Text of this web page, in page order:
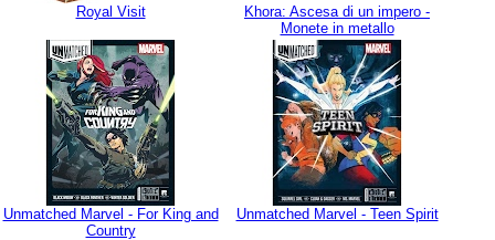
Royal Visit
Khora: Ascesa di un impero -
Monete in metallo
Unmatched Marvel - For King and
Country
Unmatched Marvel - Teen Spirit